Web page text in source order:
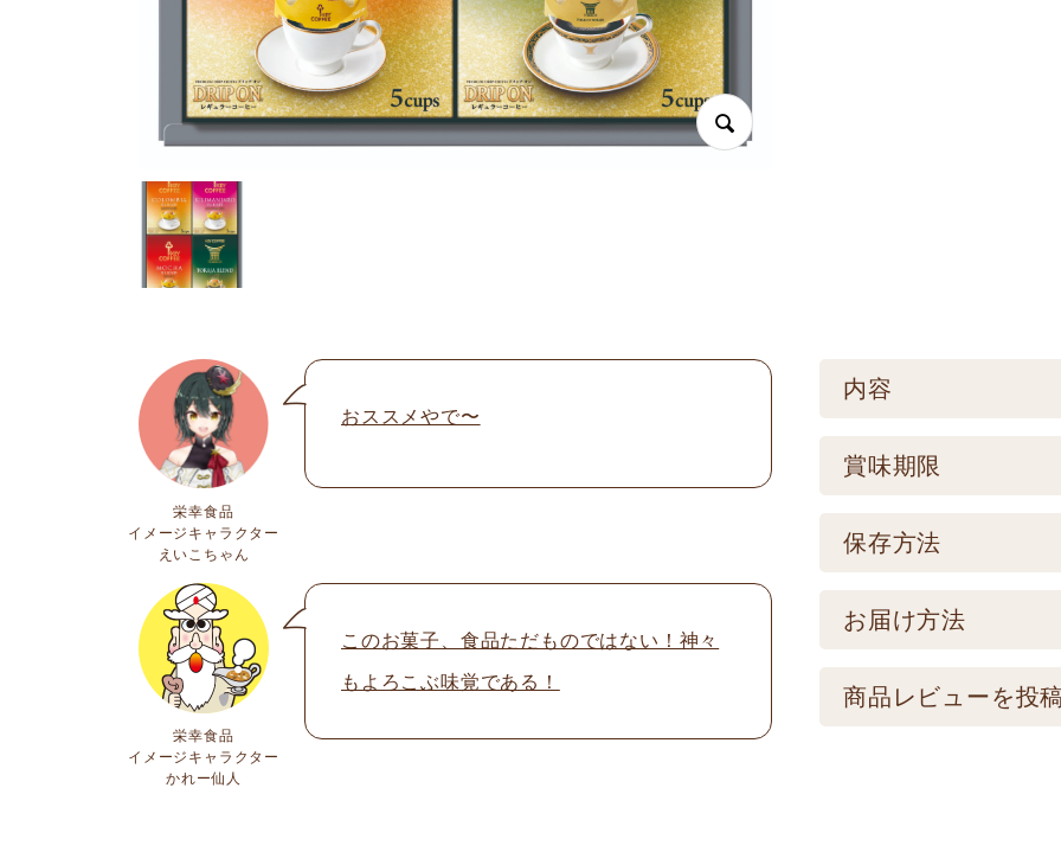
栄幸食品
イメージキャラクター
えいこちゃん
おススメやで〜
栄幸食品
イメージキャラクター
かれー仙人
このお菓子、食品ただものではない！神々
もよろこぶ味覚である！
内容
ケース／入数
賞味期限
賞味期限
品とは異なります。】
保存方法
保存方法
けてください。
お届け方法
配送方法
商品レビューを投